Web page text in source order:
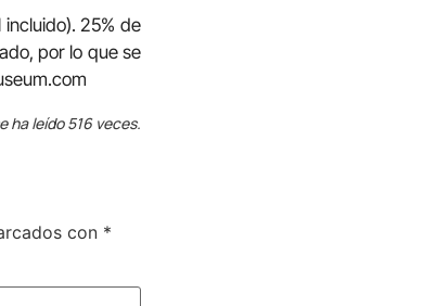
25% de
por lo que se
ha leído 516 veces.
con *